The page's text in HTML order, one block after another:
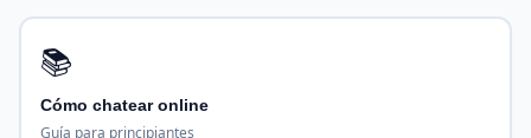
📚
Cómo chatear online
Guía para principiantes